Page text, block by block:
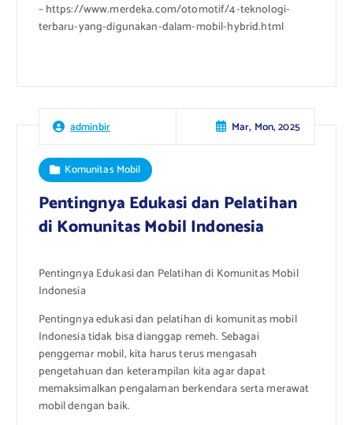
– https://www.merdeka.com/otomotif/4-teknologi-
terbaru-yang-digunakan-dalam-mobil-hybrid.html
adminbir Mar, Mon, 2025
Komunitas Mobil
Pentingnya Edukasi dan Pelatihan
di Komunitas Mobil Indonesia
Pentingnya Edukasi dan Pelatihan di Komunitas Mobil
Indonesia
Pentingnya edukasi dan pelatihan di komunitas mobil
Indonesia tidak bisa dianggap remeh. Sebagai
penggemar mobil, kita harus terus mengasah
pengetahuan dan keterampilan kita agar dapat
memaksimalkan pengalaman berkendara serta merawat
mobil dengan baik.